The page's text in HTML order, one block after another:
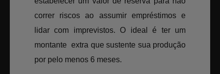
correr riscos ao assumir empréstimos e
lidar com imprevistos. O ideal é ter um
montante extra que sustente sua produção
por pelo menos 6 meses.